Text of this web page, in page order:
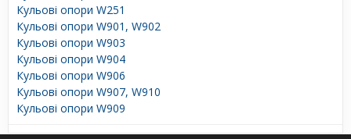
Кульові опори W251
Кульові опори W901, W902
Кульові опори W903
Кульові опори W904
Кульові опори W906
Кульові опори W907, W910
Кульові опори W909